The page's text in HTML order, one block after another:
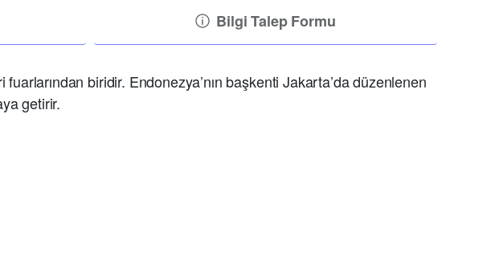
Bilgi Talep Formu
biridir. Endonezya’nın başkenti Jakarta’da düzenlenen
getirir.